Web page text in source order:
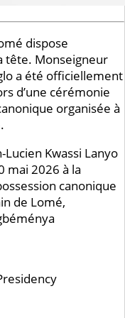
dispose
tête. Monseigneur
a été officiellement
d’une cérémonie
organisée à
Kwassi Lanyo
mai 2026 à la
canonique
de Lomé,